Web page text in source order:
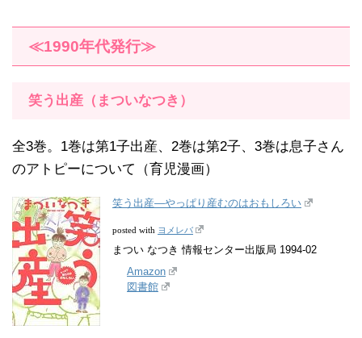
≪1990年代発行≫
笑う出産（まついなつき）
全3巻。1巻は第1子出産、2巻は第2子、3巻は息子さん
のアトピーについて（育児漫画）
笑う出産―やっぱり産むのはおもしろい
posted with ヨメレバ
まつい なつき 情報センター出版局 1994-02
Amazon
図書館